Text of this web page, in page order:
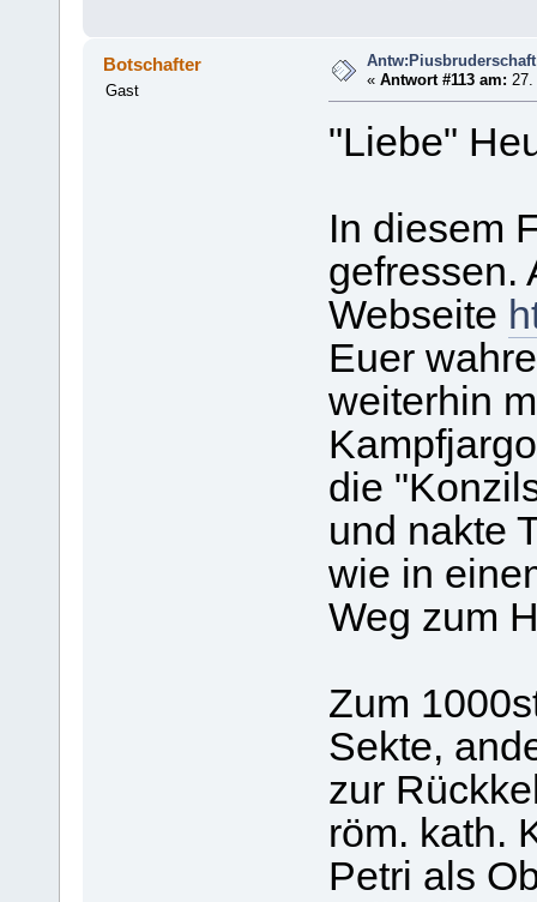
Botschafter
Gast
«Antwort #113 am:
"Liebe"
In diesem
gefressen.
Webseite
Euer
weiterhin
die
und nakte
wie in
Weg zum
Zum
Sekte,
zur
röm. kath.
Petri als